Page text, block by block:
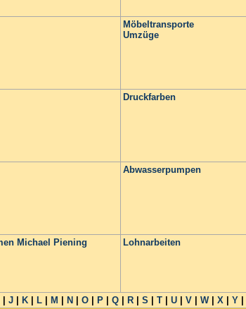
Möbeltransporte
Umzüge
Druckfarben
Abwasserpumpen
Michael Piening
Lohnarbeiten
J K L M N O P Q R S T U V W| X Y